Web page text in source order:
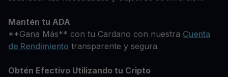
Mantén tu ADA
**Gana Más** con tu Cardano con nuestra Cuenta
de Rendimiento transparente y segura
Obtén Efectivo Utilizando tu Cripto